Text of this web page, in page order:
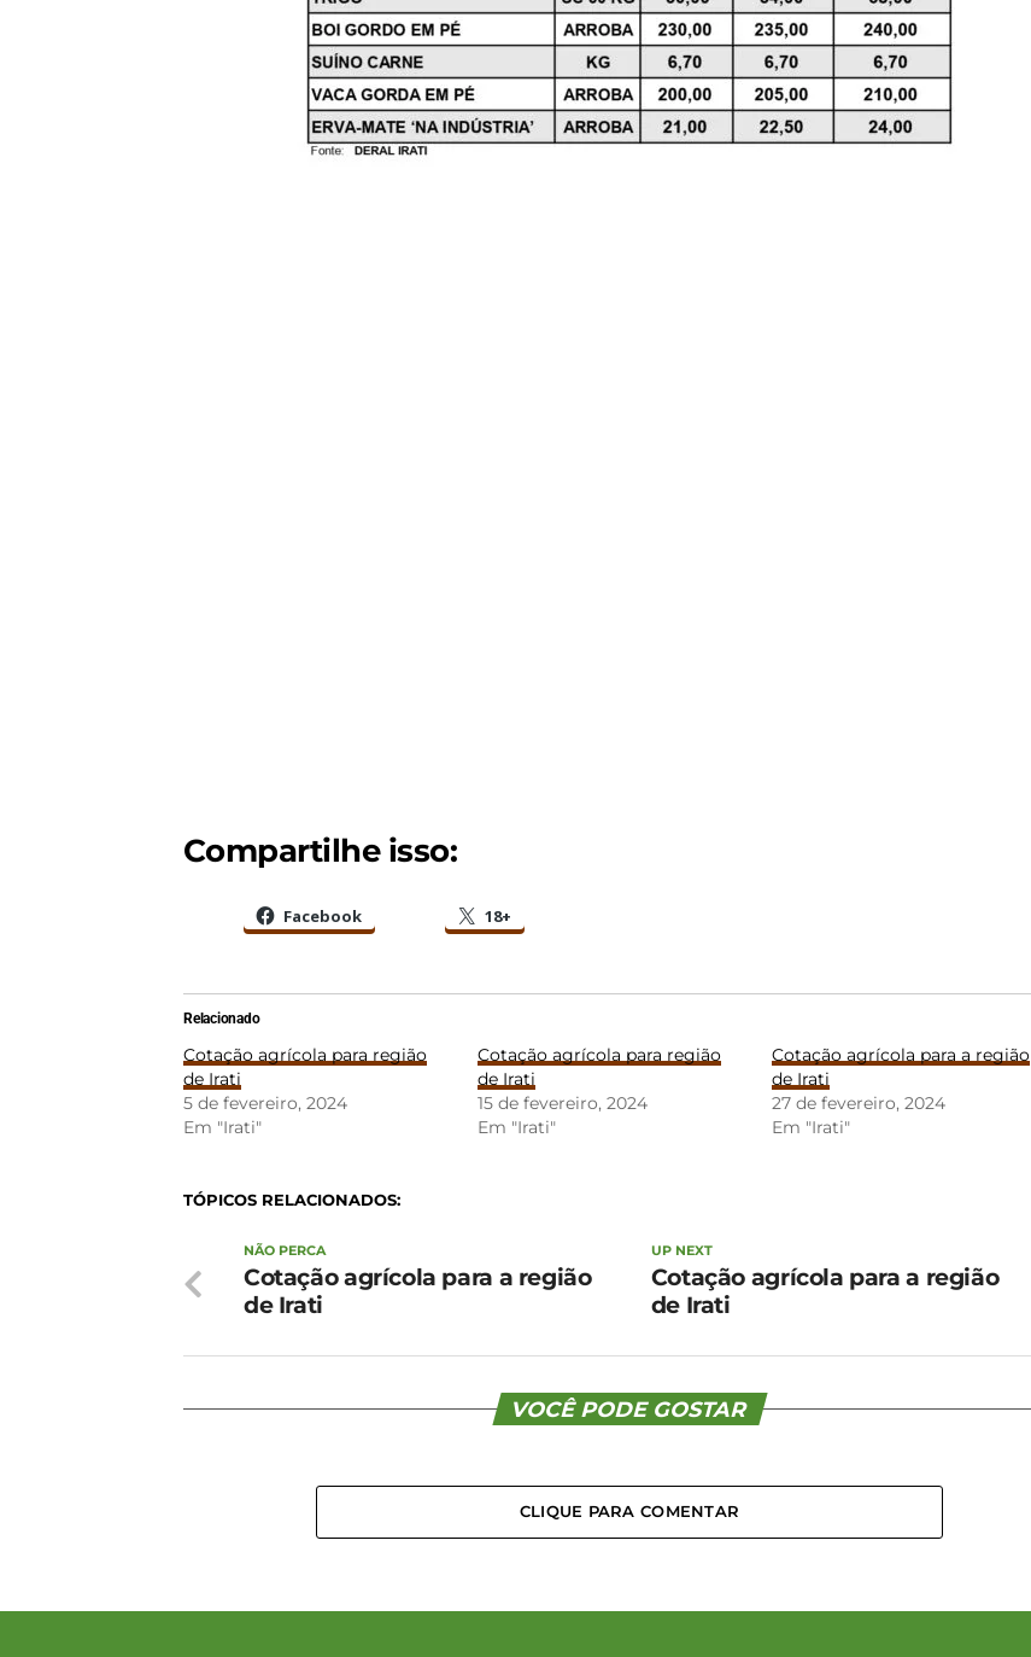
Compartilhe isso:
Facebook 18+
Relacionado
Cotação agrícola para região
de Irati
5 de fevereiro, 2024
Em "Irati"
Cotação agrícola para região
de Irati
15 de fevereiro, 2024
Em "Irati"
Cotação agrícola para a região
de Irati
27 de fevereiro, 2024
Em "Irati"
TÓPICOS RELACIONADOS:
UP NEXT
Cotação agrícola para a região
de Irati
NÃO PERCA
Cotação agrícola para a região
de Irati
VOCÊ PODE GOSTAR
CLIQUE PARA COMENTAR